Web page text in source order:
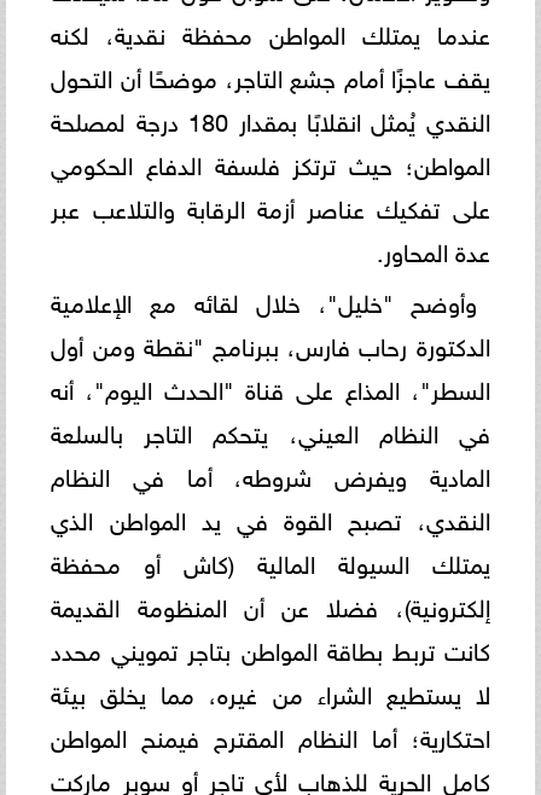
عندما يمتلك المواطن محفظة نقدية، لكنه
يقف عاجزًا أمام جشع التاجر، موضحًا أن التحول
النقدي يُمثل انقلابًا بمقدار 180 درجة لمصلحة
المواطن؛ حيث ترتكز فلسفة الدفاع الحكومي
على تفكيك عناصر أزمة الرقابة والتلاعب عبر
عدة المحاور.
وأوضح "خليل"، خلال لقائه مع الإعلامية
الدكتورة رحاب فارس، ببرنامج "نقطة ومن أول
السطر"، المذاع على قناة "الحدث اليوم"، أنه
في النظام العيني، يتحكم التاجر بالسلعة
المادية ويفرض شروطه، أما في النظام
النقدي، تصبح القوة في يد المواطن الذي
يمتلك السيولة المالية (كاش أو محفظة
إلكترونية)، فضلا عن أن المنظومة القديمة
كانت تربط بطاقة المواطن بتاجر تمويني محدد
لا يستطيع الشراء من غيره، مما يخلق بيئة
احتكارية؛ أما النظام المقترح فيمنح المواطن
كامل الحرية للذهاب لأي تاجر أو سوبر ماركت